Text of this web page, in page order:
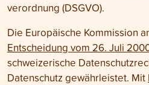
verordnung (DSGVO).
Die Europäische Kommission
Entscheidung vom 26. Juli
schweizerische
Daten­schutz gewähr­leistet. Mit